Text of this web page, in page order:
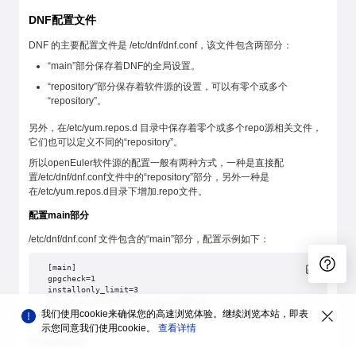
DNF配置文件
DNF 的主要配置文件是 /etc/dnf/dnf.conf，该文件包含两部分：
“main”部分保存着DNF的全局设置。
“repository”部分保存着软件源的设置，可以有零个或多个
“repository”。
另外，在/etc/yum.repos.d 目录中保存着零个或多个repo源相关文件，
它们也可以定义不同的“repository”。
所以openEuler软件源的配置一般有两种方式，一种是直接配
置/etc/dnf/dnf.conf文件中的“repository”部分，另外一种是
在/etc/yum.repos.d目录下增加.repo文件。
配置main部分
/etc/dnf/dnf.conf 文件包含的“main”部分，配置示例如下：
[main]
gpgcheck=1
installonly_limit=3
best=True
我们使用cookie来确保您的高速浏览体验。继续浏览本站，即表
示您同意我们使用cookie。 查看详情